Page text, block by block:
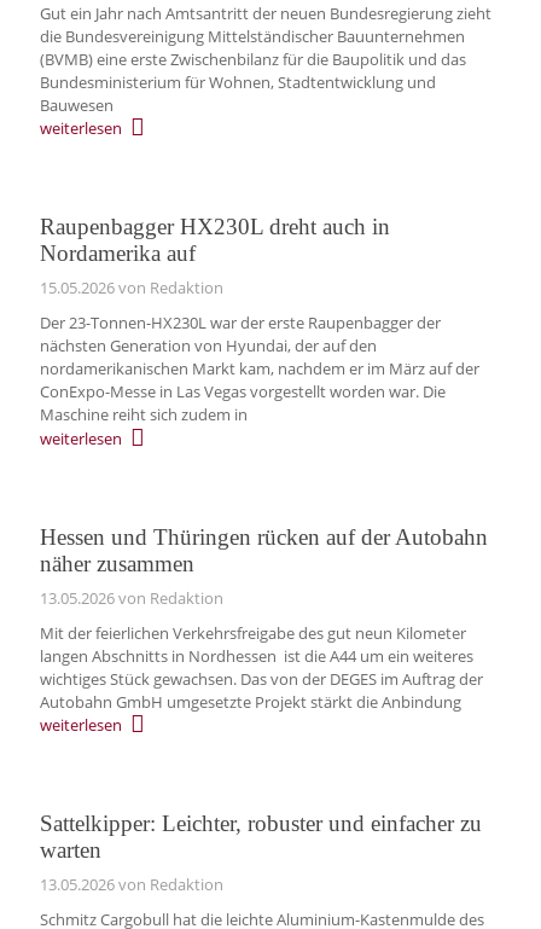
Gut ein Jahr nach Amtsantritt der neuen Bundesregierung zieht
die Bundesvereinigung Mittelständischer Bauunternehmen
(BVMB) eine erste Zwischenbilanz für die Baupolitik und das
Bundesministerium für Wohnen, Stadtentwicklung und
Bauwesen
weiterlesen
Raupenbagger HX230L dreht auch in
Nordamerika auf
15.05.2026von Redaktion
Der 23-Tonnen-HX230L war der erste Raupenbagger der
nächsten Generation von Hyundai, der auf den
nordamerikanischen Markt kam, nachdem er im März auf der
ConExpo-Messe in Las Vegas vorgestellt worden war. Die
Maschine reiht sich zudem in
weiterlesen
Hessen und Thüringen rücken auf der Autobahn
näher zusammen
13.05.2026von Redaktion
Mit der feierlichen Verkehrsfreigabe des gut neun Kilometer
langen Abschnitts in Nordhessen ist die A44 um ein weiteres
wichtiges Stück gewachsen. Das von der DEGES im Auftrag der
Autobahn GmbH umgesetzte Projekt stärkt die Anbindung
weiterlesen
Sattelkipper: Leichter, robuster und einfacher zu
warten
13.05.2026von Redaktion
Schmitz Cargobull hat die leichte Aluminium-Kastenmulde des